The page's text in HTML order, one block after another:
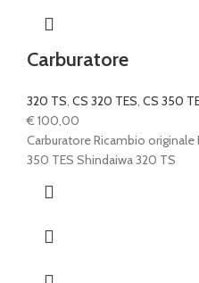
Carburatore
320 TS, CS 320 TES, CS 350
€ 100,00
Carburatore Ricambio
350 TES Shindaiwa 320 TS